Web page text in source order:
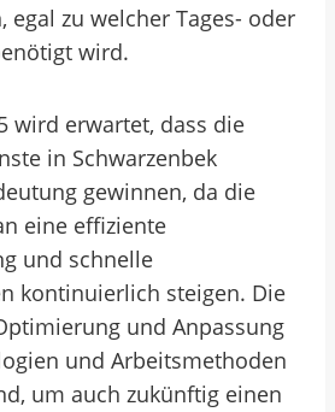
egal zu welcher Tages- oder
wird.
wird erwartet, dass die
in Schwarzenbek
gewinnen, da die
eine effiziente
und schnelle
kontinuierlich steigen. Die
und Anpassung
und Arbeitsmethoden
um auch zukünftig einen